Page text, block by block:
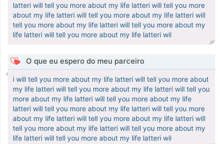
latteri will tell you more about my life latteri will tell you more
about my life latteri will tell you more about my life latteri will
tell you more about my life latteri will tell you more about my
life latteri will tell you more about my life latteri wil
O que eu espero do meu parceiro
i will tell you more about my life latteri will tell you more about
my life latteri will tell you more about my life latteri will tell you
more about my life latteri will tell you more about my life
latteri will tell you more about my life latteri will tell you more
about my life latteri will tell you more about my life latteri will
tell you more about my life latteri will tell you more about my
life latteri will tell you more about my life latteri wil